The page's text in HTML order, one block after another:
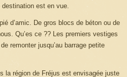
est en vue.
d’amic. De gros blocs de béton ou de
Qu’es ce ?? Les premiers vestiges
remonter jusqu’au barrage petite
la région de Fréjus est envisagée juste